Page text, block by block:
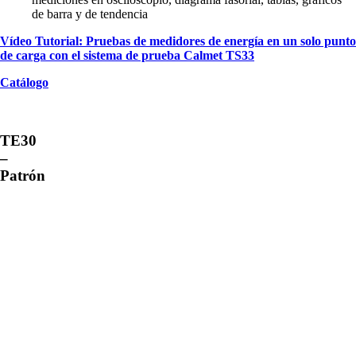
de barra y de tendencia
Vídeo Tutorial: Pruebas de medidores de energía en un solo punto
de carga con el sistema de prueba Calmet TS33
Catálogo
TE30
–
Patrón